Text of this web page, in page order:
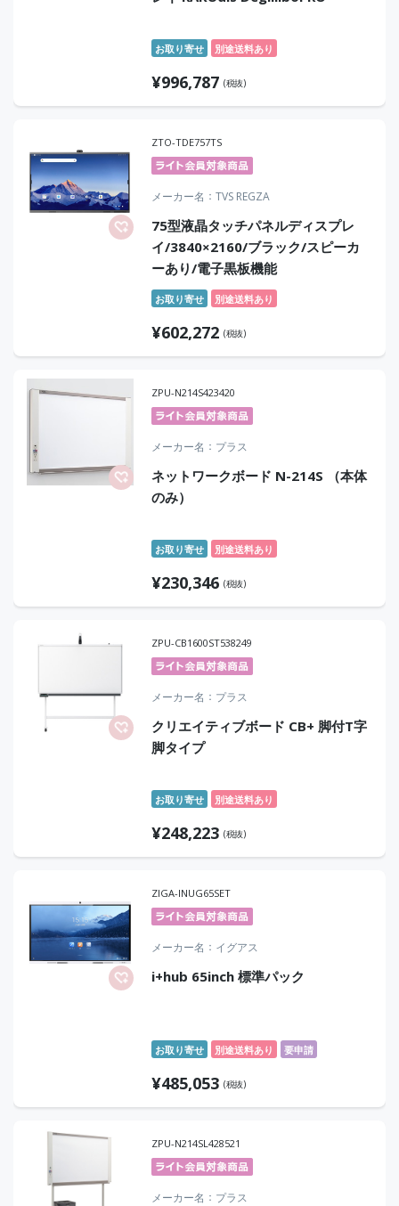
お取り寄せ 別途送料あり
¥996,787 (税抜)
ZTO-TDE757TS
メーカー名 TVS REGZA
75型液晶タッチパネルディスプレ
イ/3840×2160/ブラック/スピーカ
ーあり/電子黒板機能
お取り寄せ 別途送料あり
¥602,272 (税抜)
ZPU-N214S423420
メーカー名 プラス
ネットワークボード N-214S （本体
のみ）
お取り寄せ 別途送料あり
¥230,346 (税抜)
ZPU-CB1600ST538249
メーカー名 プラス
クリエイティブボード CB+ 脚付T字
脚タイプ
お取り寄せ 別途送料あり
¥248,223 (税抜)
ZIGA-INUG65SET
メーカー名 イグアス
i+hub 65inch 標準パック
お取り寄せ 別途送料あり 要申請
¥485,053 (税抜)
ZPU-N214SL428521
メーカー名 プラス